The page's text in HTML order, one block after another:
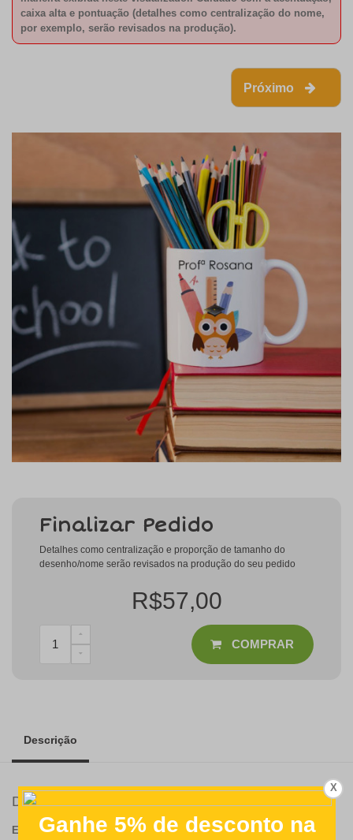
caixa alta e pontuação (detalhes como centralização do nome,
por exemplo, serão revisados na produção).
Próximo
Finalizar Pedido
Detalhes como centralização e proporção de tamanho do
desenho/nome serão revisados na produção do seu pedido
R$57,00
COMPRAR
Descrição
Detalhes
ESPECIFICAÇÕES DO PRODUTO:
X